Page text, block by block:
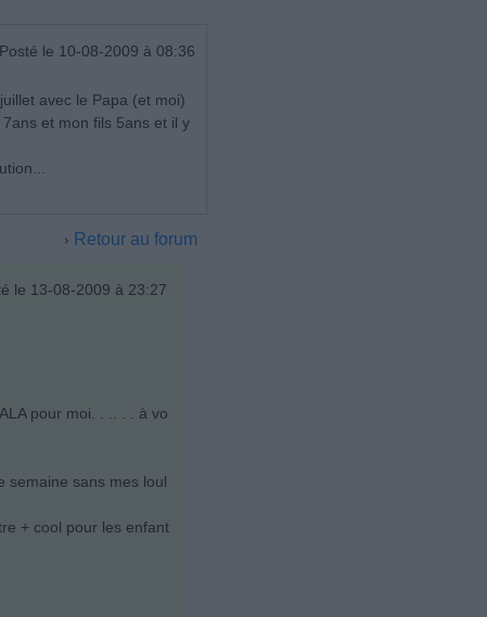
Posté le 10-08-2009 à 08:36
avec le Papa (et moi)
et mon fils 5ans et il y
Retour au forum
le 13-08-2009 à 23:27
pour moi. . .. . . à vo
semaine sans mes loul
+ cool pour les enfant